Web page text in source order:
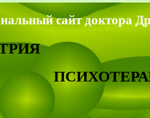
сайт доктора